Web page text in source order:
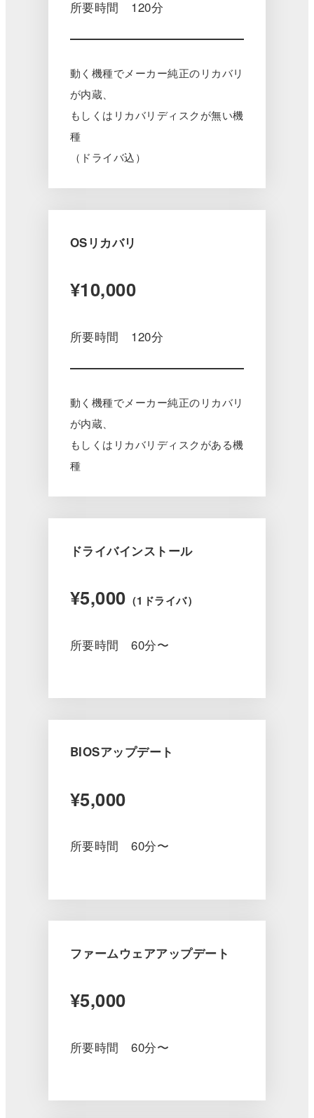
所要時間 120分
動く機種でメーカー純正のリカバリ
が内蔵、
もしくはリカバリディスクが無い機
種
（ドライバ込）
OSリカバリ
¥10,000
所要時間 120分
動く機種でメーカー純正のリカバリ
が内蔵、
もしくはリカバリディスクがある機
種
ドライバインストール
¥5,000 （1ドライバ）
所要時間 60分〜
BIOSアップデート
¥5,000
所要時間 60分〜
ファームウェアアップデート
¥5,000
所要時間 60分〜